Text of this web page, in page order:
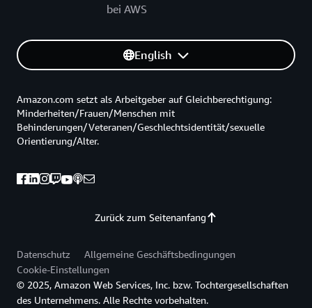
bei AWS
English
Zurück zum Seitenanfang
Amazon.com setzt als Arbeitgeber auf Gleichberechtigung:
Minderheiten/Frauen/Menschen mit
Behinderungen/Veteranen/Geschlechtsidentität/sexuelle
Orientierung/Alter.
Datenschutz
Allgemeine Geschäftsbedingungen
Cookie-Einstellungen
© 2025, Amazon Web Services, Inc. bzw. Tochtergesellschaften
des Unternehmens. Alle Rechte vorbehalten.